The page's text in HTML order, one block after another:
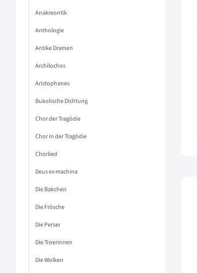
Anakreontik
Anthologie
Antike Dramen
Archilochos
Aristophanes
Bukolische Dichtung
Chor der Tragödie
Chor in der Tragödie
Chorlied
Deus ex machina
Die Bakchen
Die Frösche
Die Perser
Die Troerinnen
Die Wolken